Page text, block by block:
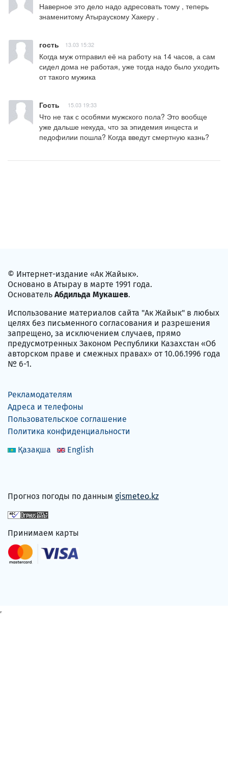
Наверное это дело надо адресовать тому , теперь
знаменитому Атыраускому Хакеру .
гость 13.03 15:32
Когда муж отправил её на работу на 14 часов, а сам
сидел дома не работая, уже тогда надо было уходить
от такого мужика
Гость 15.03 19:33
Что не так с особями мужского пола? Это вообще
уже дальше некуда, что за эпидемия инцеста и
педофилии пошла? Когда введут смертную казнь?
© Интернет-издание «Ак Жайык».
Основано в Атырау в марте 1991 года.
Основатель Абдильда Мукашев.
Использование материалов сайта "Ак Жайык" в любых
целях без письменного согласования и разрешения
запрещено, за исключением случаев, прямо
предусмотренных Законом Республики Казахстан «Об
авторском праве и смежных правах» от 10.06.1996 года
№ 6-1.
Рекламодателям
Адреса и телефоны
Пользовательское соглашение
Политика конфиденциальности
Қазақша
English
Прогноз погоды по данным gismeteo.kz
Принимаем карты